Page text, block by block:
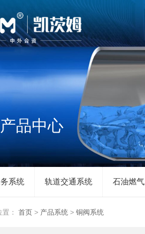
产品中心
系统 轨道交通系统 石油燃
置：首页 > 产品系统 >铜阀系统